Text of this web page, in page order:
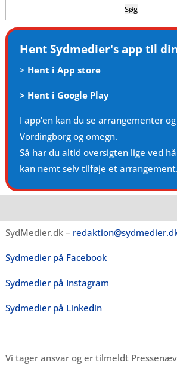
efter:
Hent Sydmedier's app til
> Hent i App store
> Hent i Google Play
I app’en kan du se arrangementer
Vordingborg og omegn.
Så har du altid oversigten lige ved
kan nemt selv tilføje et arrangement.
SydMedier.dk –
Sydmedier på Facebook
Sydmedier på Instagram
Sydmedier på Linkedin
Vi tager ansvar og er tilmeldt